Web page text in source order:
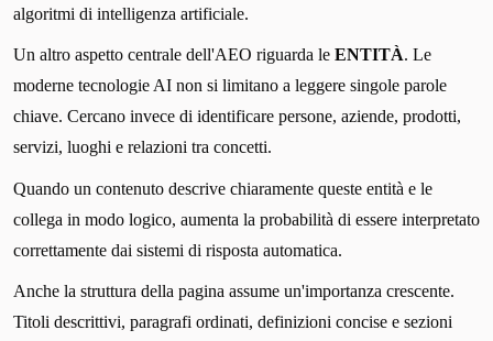
algoritmi di intelligenza artificiale.
Un altro aspetto centrale dell'AEO riguarda le ENTITÀ. Le
moderne tecnologie AI non si limitano a leggere singole parole
chiave. Cercano invece di identificare persone, aziende, prodotti,
servizi, luoghi e relazioni tra concetti.
Quando un contenuto descrive chiaramente queste entità e le
collega in modo logico, aumenta la probabilità di essere interpretato
correttamente dai sistemi di risposta automatica.
Anche la struttura della pagina assume un'importanza crescente.
Titoli descrittivi, paragrafi ordinati, definizioni concise e sezioni